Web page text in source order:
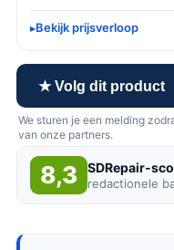
Bekijk prijsverloop
★ Volg dit product
We sturen je een melding
van onze partners.
8,3 SDRepair-
redactionele